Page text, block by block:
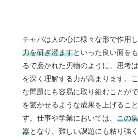
チャパは人の心に様々な形で作用し
力を研ぎ澄ますといった良い面を
るで磨かれた刃物のように、思考
を深く理解する力が高まります。
な問題にも容易に取り組むことが
を驚かせるような成果を上げるこ
す。仕事や学業においては、 この
器となり、難しい課題にも粘り強